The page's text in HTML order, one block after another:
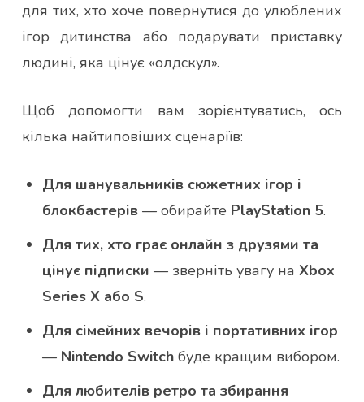
для тих, хто хоче повернутися до улюблених
ігор дитинства або подарувати приставку
людині, яка цінує «олдскул».
Щоб допомогти вам зорієнтуватись, ось
кілька найтиповіших сценаріїв:
Для шанувальників сюжетних ігор і
блокбастерів — обирайте PlayStation 5.
Для тих, хто грає онлайн з друзями та
цінує підписки — зверніть увагу на Xbox
Series X або S.
Для сімейних вечорів і портативних ігор
— Nintendo Switch буде кращим вибором.
Для любителів ретро та збирання